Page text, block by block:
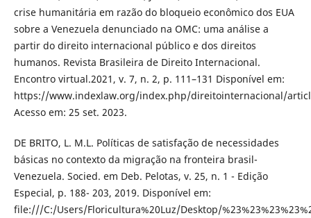
crise humanitária em razão do bloqueio econômico dos EUA
sobre a Venezuela denunciado na OMC: uma análise a
partir do direito internacional público e dos direitos
humanos. Revista Brasileira de Direito Internacional.
Encontro virtual.2021, v. 7, n. 2, p. 111–131 Disponível em:
https://www.indexlaw.org/index.php/direitointernacional/
Acesso em: 25 set. 2023.
DE BRITO, L. M.L. Políticas de satisfação de necessidades
básicas no contexto da migração na fronteira brasil-
Venezuela. Socied. em Deb. Pelotas, v. 25, n. 1 - Edição
Especial, p. 188- 203, 2019. Disponível em:
file:///C:/Users/Floricultura%20Luz/Desktop/